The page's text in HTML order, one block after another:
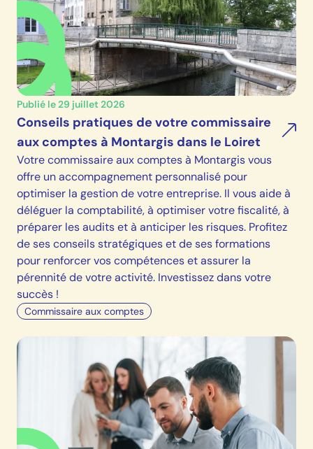
Publié le 29 juillet 2026
Conseils pratiques de votre commissaire
aux comptes à Montargis dans le Loiret
Votre commissaire aux comptes à Montargis vous
offre un accompagnement personnalisé pour
optimiser la gestion de votre entreprise. Il vous aide à
déléguer la comptabilité, à optimiser votre fiscalité, à
préparer les audits et à anticiper les risques. Profitez
de ses conseils stratégiques et de ses formations
pour renforcer vos compétences et assurer la
pérennité de votre activité. Investissez dans votre
succès !
Commissaire aux comptes